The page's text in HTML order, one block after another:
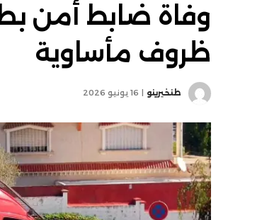
وفاة ضابط أمن
ظروف مأساوية
طنخيرينو 16 يونيو 2026